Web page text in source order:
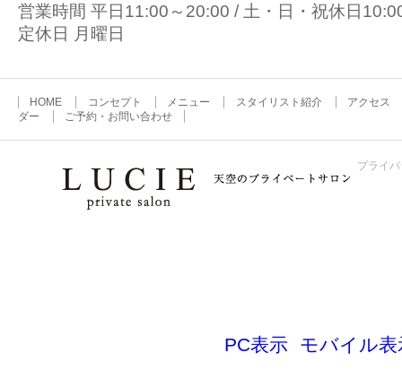
営業時間 平日11:00～20:00 / 土・日・祝休日
定休日 月曜日
HOME コンセプト メニュー スタイリスト紹介
アクセス
ダー
ご予約・お問い合わせ
プライ
PC表示 モバイル表